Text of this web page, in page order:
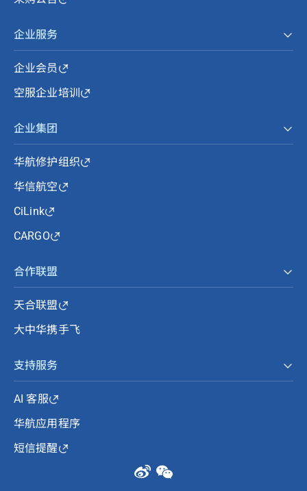
企业服务
企业会员
空服企业培训
企业集团
华航修护组织
华信航空
CiLink
CARGO
合作联盟
天合联盟
大中华携手飞
支持服务
AI 客服
华航应用程序
短信提醒